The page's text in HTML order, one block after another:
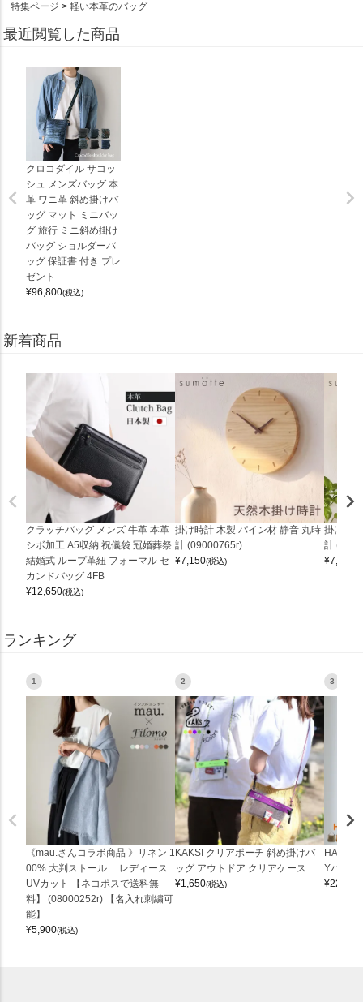
特集ページ
軽い本革のバッグ
最近閲覧した商品
クロコダイル サコッ
シュ メンズバッグ 本
革 ワニ革 斜め掛けバ
ッグ マット ミニバッ
グ 旅行 ミニ斜め掛け
バッグ ショルダーバ
ッグ 保証書 付き プレ
ゼント
¥96,800(税込)
新着商品
クラッチバッグ メンズ 牛革 本革
シボ加工 A5収納 祝儀袋 冠婚葬祭
結婚式 ループ革紐 フォーマル セ
カンドバッグ 4FB
¥12,650(税込)
掛け時計 木製 パイン材 静音 丸時
計 (09000765r)
¥7,150(税込)
掛け時
計
¥7,150
ランキング
1
《mau.さんコラボ商品 》リネン 1
00% 大判ストール レディース
UVカット 【ネコポスで送料無
料】 (08000252r) 【名入れ刺繍可
能】
¥5,900(税込)
2
KAKSI クリアポーチ 斜め掛けバ
ッグ アウトドア クリアケース
¥1,650(税込)
3
Yバッグ
¥22,000